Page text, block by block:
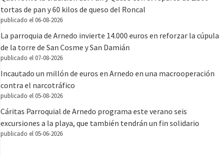
tortas de pan y 60 kilos de queso del Roncal
publicado el 06-08-2026
La parroquia de Arnedo invierte 14.000 euros en reforzar la cúpula
de la torre de San Cosme y San Damián
publicado el 07-08-2026
Incautado un millón de euros en Arnedo en una macrooperación
contra el narcotráfico
publicado el 05-08-2026
Cáritas Parroquial de Arnedo programa este verano seis
excursiones a la playa, que también tendrán un fin solidario
publicado el 05-06-2026